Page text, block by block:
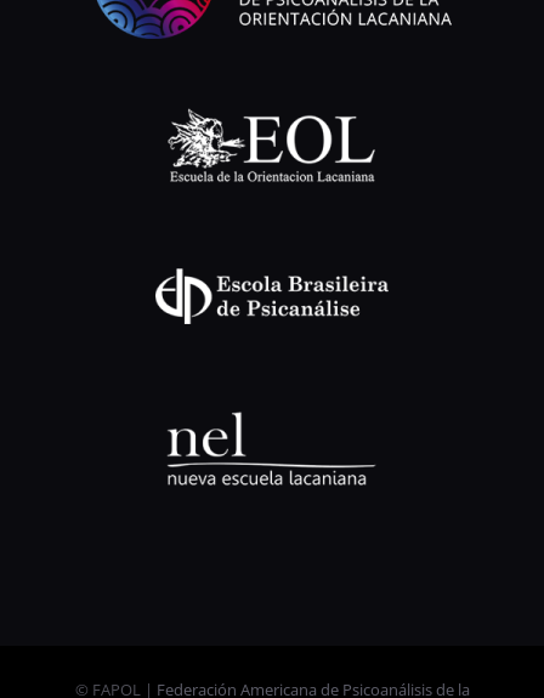
© FAPOL | Federación Americana de Psicoanálisis de la